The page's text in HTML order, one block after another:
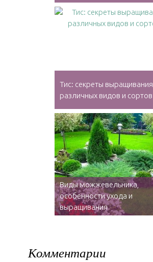
Тис: секреты выращивания
различных видов и сортов
Виды можжевельника,
особенности ухода и
выращивания
Комментарии